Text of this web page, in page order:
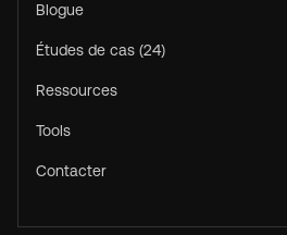
Blogue
Études de cas (24)
Ressources
Tools
Contacter